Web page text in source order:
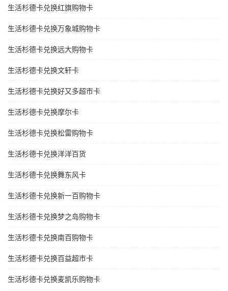
生活杉德卡兑换红旗购物卡
生活杉德卡兑换万象城购物卡
生活杉德卡兑换远大购物卡
生活杉德卡兑换文轩卡
生活杉德卡兑换好又多超市卡
生活杉德卡兑换摩尔卡
生活杉德卡兑换松雷购物卡
生活杉德卡兑换洋洋百货
生活杉德卡兑换舞东风卡
生活杉德卡兑换新一百购物卡
生活杉德卡兑换梦之岛购物卡
生活杉德卡兑换南百购物卡
生活杉德卡兑换百益超市卡
生活杉德卡兑换麦凯乐购物卡